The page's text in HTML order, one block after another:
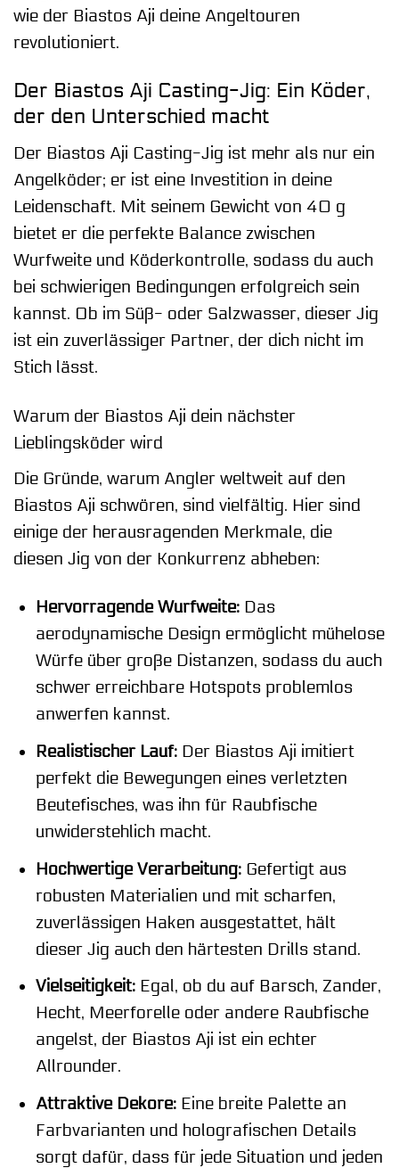
wie der Biastos Aji deine Angeltouren
revolutioniert.
Der Biastos Aji Casting-Jig: Ein Köder,
der den Unterschied macht
Der Biastos Aji Casting-Jig ist mehr als nur ein
Angelköder; er ist eine Investition in deine
Leidenschaft. Mit seinem Gewicht von 40 g
bietet er die perfekte Balance zwischen
Wurfweite und Köderkontrolle, sodass du auch
bei schwierigen Bedingungen erfolgreich sein
kannst. Ob im Süß- oder Salzwasser, dieser Jig
ist ein zuverlässiger Partner, der dich nicht im
Stich lässt.
Warum der Biastos Aji dein nächster
Lieblingsköder wird
Die Gründe, warum Angler weltweit auf den
Biastos Aji schwören, sind vielfältig. Hier sind
einige der herausragenden Merkmale, die
diesen Jig von der Konkurrenz abheben:
Hervorragende Wurfweite:Das
aerodynamische Design ermöglicht mühelose
Würfe über große Distanzen, sodass du auch
schwer erreichbare Hotspots problemlos
anwerfen kannst.
Realistischer Lauf:Der Biastos Aji imitiert
perfekt die Bewegungen eines verletzten
Beutefisches, was ihn für Raubfische
unwiderstehlich macht.
Hochwertige Verarbeitung:Gefertigt aus
robusten Materialien und mit scharfen,
zuverlässigen Haken ausgestattet, hält
dieser Jig auch den härtesten Drills stand.
Vielseitigkeit:Egal, ob du auf Barsch, Zander,
Hecht, Meerforelle oder andere Raubfische
angelst, der Biastos Aji ist ein echter
Allrounder.
Attraktive Dekore:Eine breite Palette an
Farbvarianten und holografischen Details
sorgt dafür, dass für jede Situation und jeden